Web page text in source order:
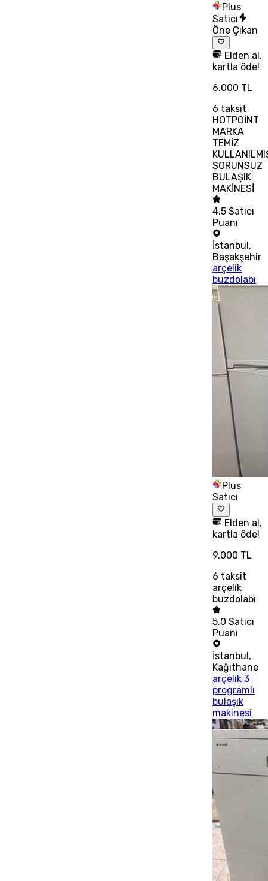
Plus
Satıcı
Öne Çıkan
Elden al,
kartla öde!
6.000 TL
6 taksit
HOTPOİNT
MARKA
TEMİZ
SORUNSUZ
BULAŞIK
MAKİNESİ
4.5 Satıcı
Puanı
İstanbul ,
Başakşehir
arçelik
buzdolabı
Plus
Satıcı
Elden al,
kartla öde!
9.000 TL
6 taksit
arçelik
buzdolabı
5.0 Satıcı
Puanı
İstanbul,
Kağıthane
arçelik 3
programlı
bulaşık
makinesi